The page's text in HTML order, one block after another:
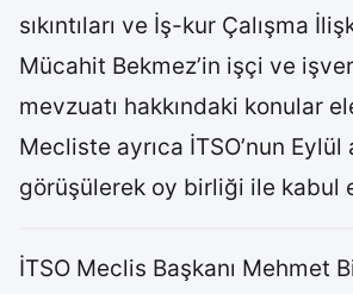
sıkıntıları ve İş-kur Çalışma
Mücahit Bekmez’in işçi ve
mevzuatı hakkındaki konular
Mecliste ayrıca İTSO’nun Eylül
görüşülerek oy birliği ile kabul
İTSO Meclis Başkanı Mehmet